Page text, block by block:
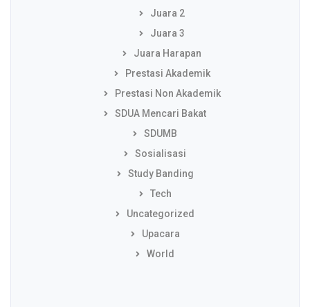
Juara 2
Juara 3
Juara Harapan
Prestasi Akademik
Prestasi Non Akademik
SDUA Mencari Bakat
SDUMB
Sosialisasi
Study Banding
Tech
Uncategorized
Upacara
World